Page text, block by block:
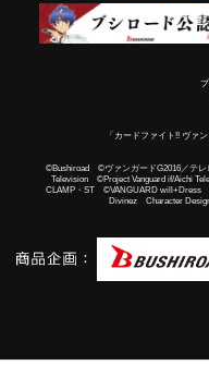
「カードファイト!! ヴァ
©Bushiroad ©ヴァンガードG2016／テレ
Television ©Project Vanguard if/Aichi
CLAMP・ST ©VANGUARD will+Dress
Divinez Character